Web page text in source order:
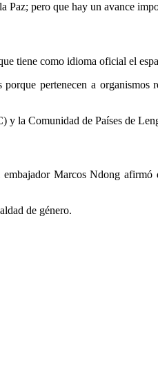
pero que hay un avance
tiene como idioma oficial el
pertenecen a
y la Comunidad de Países de
Marcos Ndong
de género.